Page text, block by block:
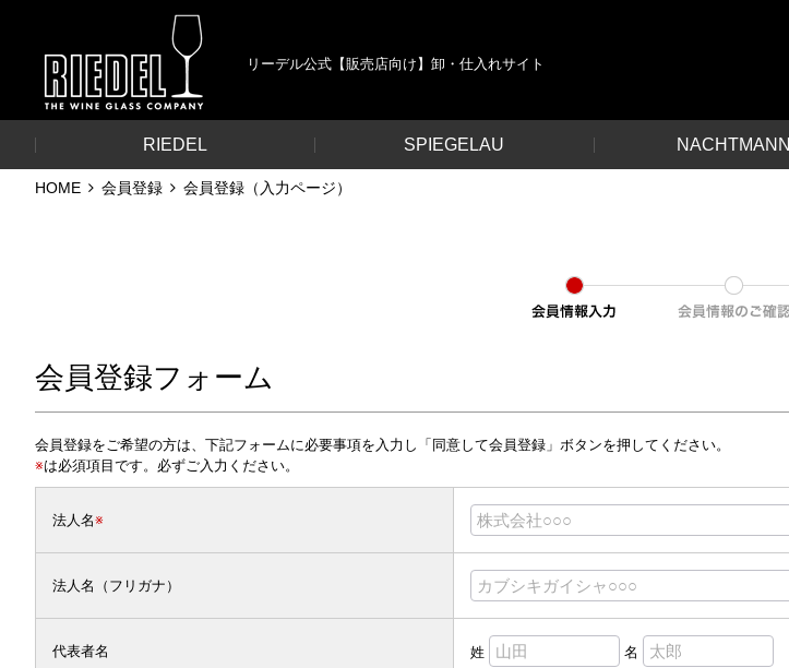
リーデル公式【販売店向け】卸・仕入れサイト
RIEDEL SPIEGELAU NACHTMANN
HOME 会員登録 会員登録（入力ページ）
会員登録フォーム
会員登録をご希望の方は、下記フォームに必要事項を入力し「同意して会員登録」ボタンを押してください。
※は必須項目です。必ずご入力ください。
法人名※
法人名（フリガナ）
代表者名 姓 名